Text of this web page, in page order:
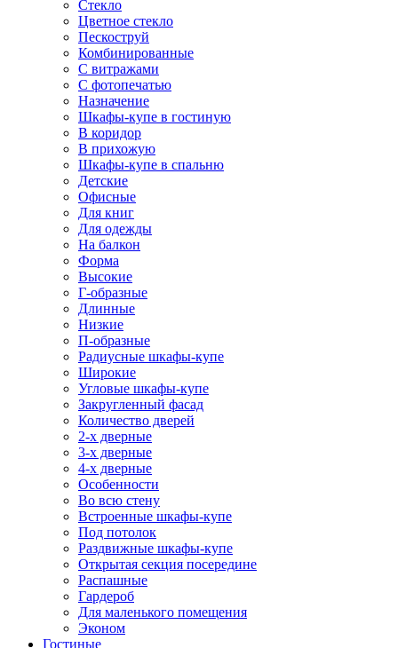
Стекло
Цветное стекло
Пескоструй
Комбинированные
С витражами
С фотопечатью
Назначение
Шкафы-купе в гостиную
В коридор
В прихожую
Шкафы-купе в спальню
Детские
Офисные
Для книг
Для одежды
На балкон
Форма
Высокие
Г-образные
Длинные
Низкие
П-образные
Радиусные шкафы-купе
Широкие
Угловые шкафы-купе
Закругленный фасад
Количество дверей
2-х дверные
3-х дверные
4-х дверные
Особенности
Во всю стену
Встроенные шкафы-купе
Под потолок
Раздвижные шкафы-купе
Открытая секция посередине
Распашные
Гардероб
Для маленького помещения
Эконом
Гостиные